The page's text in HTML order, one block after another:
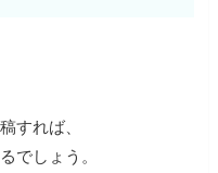
すれば、
でしょう。